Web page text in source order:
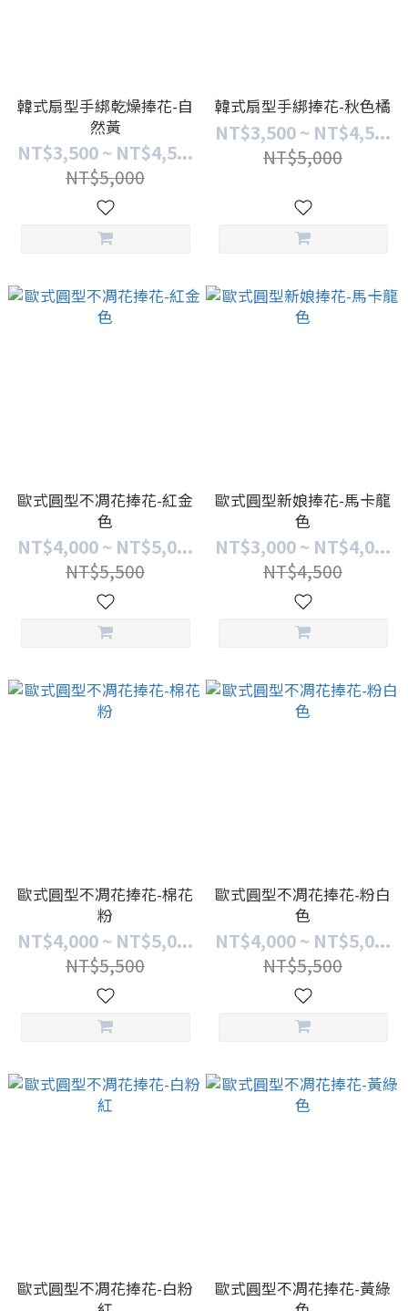
韓式扇型手綁乾燥捧花-自
然黃
NT$3,500 ~ NT$4,5...
NT$5,000
韓式扇型手綁捧花-秋色橘
NT$3,500 ~ NT$4,5...
NT$5,000
歐式圓型不凋花捧花-紅金
色
NT$4,000 ~ NT$5,0...
NT$5,500
歐式圓型新娘捧花-馬卡龍
色
NT$3,000 ~ NT$4,0...
NT$4,500
歐式圓型不凋花捧花-棉花
粉
NT$4,000 ~ NT$5,0...
NT$5,500
歐式圓型不凋花捧花-粉白
色
NT$4,000 ~ NT$5,0...
NT$5,500
歐式圓型不凋花捧花-白粉
歐式圓型不凋花捧花-黃綠